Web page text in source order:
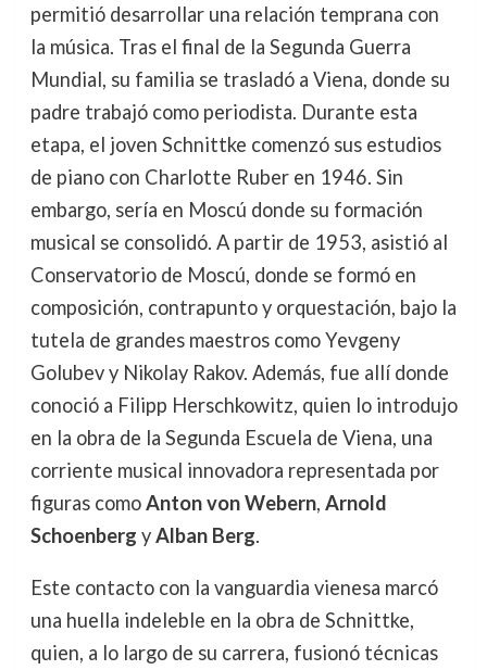
permitió desarrollar una relación temprana con
la música. Tras el final de la Segunda Guerra
Mundial, su familia se trasladó a Viena, donde su
padre trabajó como periodista. Durante esta
etapa, el joven Schnittke comenzó sus estudios
de piano con Charlotte Ruber en 1946. Sin
embargo, sería en Moscú donde su formación
musical se consolidó. A partir de 1953, asistió al
Conservatorio de Moscú, donde se formó en
composición, contrapunto y orquestación, bajo la
tutela de grandes maestros como Yevgeny
Golubev y Nikolay Rakov. Además, fue allí donde
conoció a Filipp Herschkowitz, quien lo introdujo
en la obra de la Segunda Escuela de Viena, una
corriente musical innovadora representada por
figuras comoAnton von Webern, Arnold
Schoenberg yAlban Berg.
Este contacto con la vanguardia vienesa marcó
una huella indeleble en la obra de Schnittke,
quien, a lo largo de su carrera, fusionó técnicas